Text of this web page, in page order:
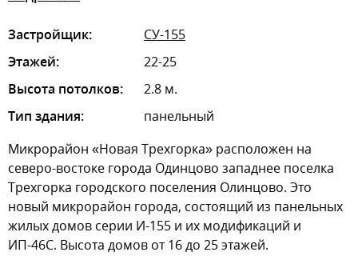
Застройщик:
СУ-155
Этажей:
22-25
Высота потолков:
2.8 м.
Тип здания:
панельный
Микрорайон «Новая Трехгорка» расположен на
северо-востоке города Одинцово западнее поселка
Трехгорка городского поселения Олинцово. Это
новый микрорайон города, состоящий из панельных
жилых домов серии И-155 и их модификаций и
ИП-46С. Высота домов от 16 до 25 этажей.